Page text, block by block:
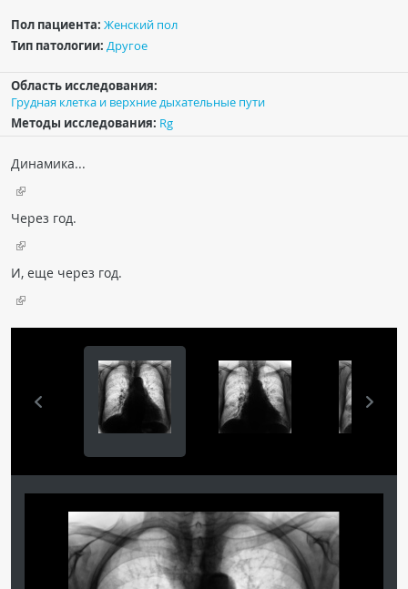
Наш сборник ссылок
ОБРАЗОВАНИЕ
Интерактивные задания
Публикации
Журнал "Лучевая диагностика и терапия"
ПАЦИЕНТАМ
Где пройти обследование
Компьютерная томография (КТ)
Магнитно-резонансная томография (МРТ)
Пол пациента: Женский пол
Тип патологии: Другое
Область исследования:
Грудная клетка и верхние дыхательные пути
Методы исследования: Rg
Динамика...
Через год.
И, еще через год.